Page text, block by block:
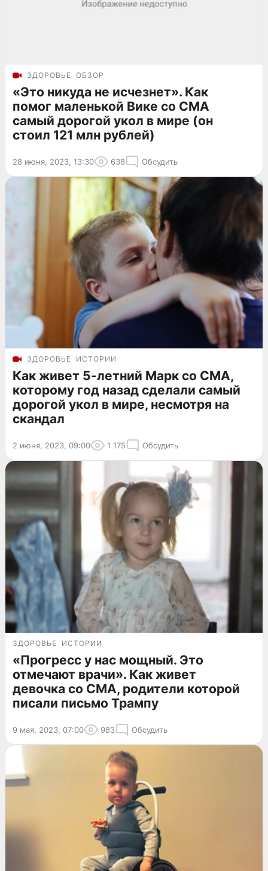
ЗДОРОВЬЕ ОБЗОР
«Это никуда не исчезнет». Как
помог маленькой Вике со СМА
самый дорогой укол в мире (он
стоил 121 млн рублей)
28 июня, 2023, 13:30 638 Обсудить
ЗДОРОВЬЕ ИСТОРИИ
Как живет 5-летний Марк со СМА,
которому год назад сделали самый
дорогой укол в мире, несмотря на
скандал
2 июня, 2023, 09:00 1 175 Обсудить
ЗДОРОВЬЕ ИСТОРИИ
«Прогресс у нас мощный. Это
отмечают врачи». Как живет
девочка со СМА, родители которой
писали письмо Трампу
9 мая, 2023, 07:00 983 Обсудить